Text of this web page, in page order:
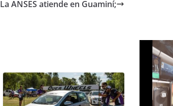
La ANSES atiende en Guaminí;